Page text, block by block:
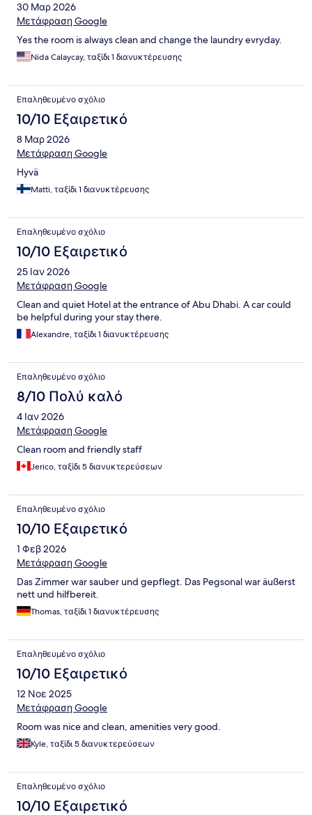
30 Μαρ 2026
Μετάφραση Google
Yes the room is always clean and change the laundry evryday.
Nida Calaycay, ταξίδι 1 διανυκτέρευσης
Επαληθευμένο σχόλιο
10/10 Εξαιρετικό
8 Μαρ 2026
Μετάφραση Google
Hyvä
Matti, ταξίδι 1 διανυκτέρευσης
Επαληθευμένο σχόλιο
10/10 Εξαιρετικό
25 Ιαν 2026
Μετάφραση Google
Clean and quiet Hotel at the entrance of Abu Dhabi. A car could
be helpful during your stay there.
Alexandre, ταξίδι 1 διανυκτέρευσης
Επαληθευμένο σχόλιο
8/10 Πολύ καλό
4 Ιαν 2026
Μετάφραση Google
Clean room and friendly staff
Jerico, ταξίδι 5 διανυκτερεύσεων
Επαληθευμένο σχόλιο
10/10 Εξαιρετικό
1 Φεβ 2026
Μετάφραση Google
Das Zimmer war sauber und gepflegt. Das Pegsonal war äußerst
nett und hilfbereit.
Thomas, ταξίδι 1 διανυκτέρευσης
Επαληθευμένο σχόλιο
10/10 Εξαιρετικό
12 Νοε 2025
Μετάφραση Google
Room was nice and clean, amenities very good.
Kyle, ταξίδι 5 διανυκτερεύσεων
Επαληθευμένο σχόλιο
10/10 Εξαιρετικό